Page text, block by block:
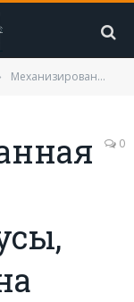
Механизированная штукатурка: плюсы и минусы, нанесение, цена
0